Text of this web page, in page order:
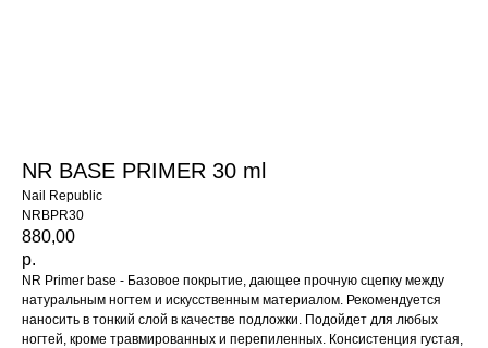
NR BASE PRIMER 30 ml
Nail Republic
NRBPR30
880,00
р.
NR Primer base - Базовое покрытие, дающее прочную сцепку между
натуральным ногтем и искусственным материалом. Рекомендуется
наносить в тонкий слой в качестве подложки. Подойдет для любых
ногтей, кроме травмированных и перепиленных. Консистенция густая,